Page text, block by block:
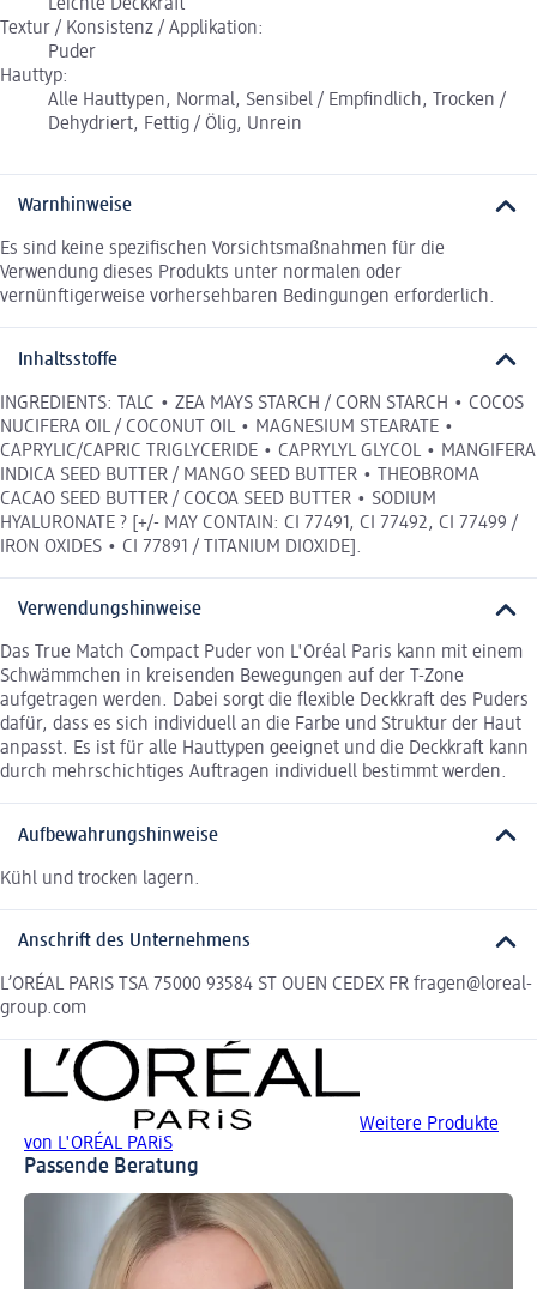
Leichte Deckkraft
Textur / Konsistenz / Applikation:
Puder
Hauttyp:
Alle Hauttypen, Normal, Sensibel / Empfindlich, Trocken /
Dehydriert, Fettig / Ölig, Unrein
Warnhinweise
Es sind keine spezifischen Vorsichtsmaßnahmen für die
Verwendung dieses Produkts unter normalen oder
vernünftigerweise vorhersehbaren Bedingungen erforderlich.
Inhaltsstoffe
INGREDIENTS: TALC • ZEA MAYS STARCH / CORN STARCH • COCOS
NUCIFERA OIL / COCONUT OIL • MAGNESIUM STEARATE •
CAPRYLIC/CAPRIC TRIGLYCERIDE • CAPRYLYL GLYCOL • MANGIFERA
INDICA SEED BUTTER / MANGO SEED BUTTER • THEOBROMA
CACAO SEED BUTTER / COCOA SEED BUTTER • SODIUM
HYALURONATE ? [+/- MAY CONTAIN: CI 77491, CI 77492, CI 77499 /
IRON OXIDES • CI 77891 / TITANIUM DIOXIDE].
Verwendungshinweise
Das True Match Compact Puder von L'Oréal Paris kann mit einem
Schwämmchen in kreisenden Bewegungen auf der T-Zone
aufgetragen werden. Dabei sorgt die flexible Deckkraft des Puders
dafür, dass es sich individuell an die Farbe und Struktur der Haut
anpasst. Es ist für alle Hauttypen geeignet und die Deckkraft kann
durch mehrschichtiges Auftragen individuell bestimmt werden.
Aufbewahrungshinweise
Kühl und trocken lagern.
Anschrift des Unternehmens
L’ORÉAL PARIS TSA 75000 93584 ST OUEN CEDEX FR fragen@loreal-
group.com
Weitere Produkte
von L'ORÉAL PARiS
Passende Beratung